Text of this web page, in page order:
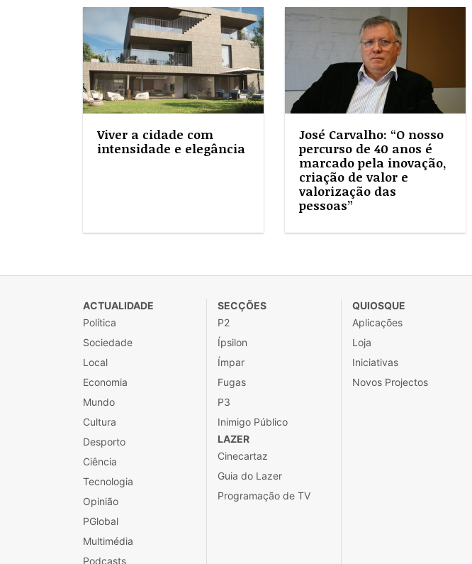
Viver a cidade com
intensidade e elegância
José Carvalho: “O nosso
percurso de 40 anos é
marcado pela inovação,
criação de valor e
valorização das
pessoas”
ACTUALIDADE
Política
Sociedade
Local
Economia
Mundo
Cultura
Desporto
Ciência
Tecnologia
Opinião
PGlobal
Multimédia
Podcasts
SECÇÕES
P2
Ípsilon
Ímpar
Fugas
P3
Inimigo Público
LAZER
Cinecartaz
Guia do Lazer
Programação de TV
QUIOSQUE
Aplicações
Loja
Iniciativas
Novos Projectos